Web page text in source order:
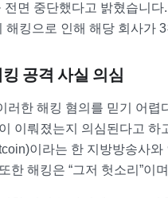
면 중단했다고 밝혔습니
해킹으로 인해 해당 회사가
공격 사실 의심
러한 해킹 혐의를 믿기 어
이뤄졌는지 의심된다고 하
이라는 한 지방방송사
한 해킹은 “그저 헛소리”